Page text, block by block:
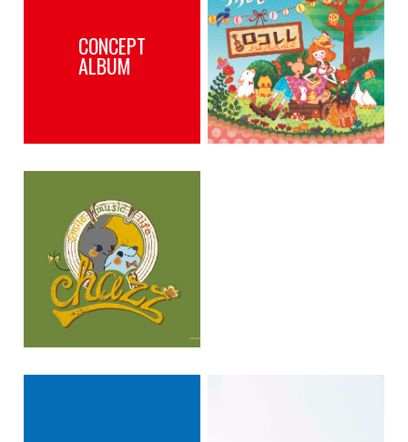
CONCEPT
ALBUM